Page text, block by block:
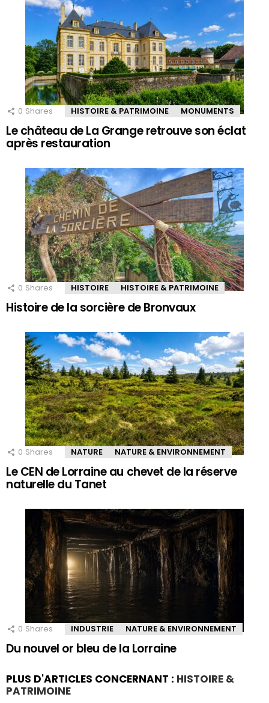
0 Shares HISTOIRE & PATRIMOINE MONUMENTS
Le château de La Grange retrouve son éclat
après restauration
0 Shares HISTOIRE HISTOIRE & PATRIMOINE
Histoire de la sorcière de Bronvaux
0 Shares NATURE NATURE & ENVIRONNEMENT
Le CEN de Lorraine au chevet de la réserve
naturelle du Tanet
0 Shares INDUSTRIE NATURE & ENVIRONNEMENT
Du nouvel or bleu de la Lorraine
PLUS D'ARTICLES CONCERNANT : HISTOIRE &
PATRIMOINE